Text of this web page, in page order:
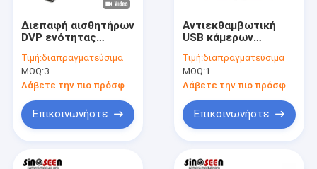
Διεπαφή αισθητήρων
DVP ενότητας
cOem 5MP για την
αναγνώριση
ανίχνευσης κώδικα
Τιμή:διαπραγματεύσιμα
MOQ:3
Λάβετε την πιο πρόσφατη τιμή
Επικοινωνήστε
Αντιεκθαμβωτική
USB κάμερων
GC4653 ενότητα
καμερών ενότητας
WDR
Τιμή:διαπραγματεύσιμα
MOQ:1
Επικοινωνήστε